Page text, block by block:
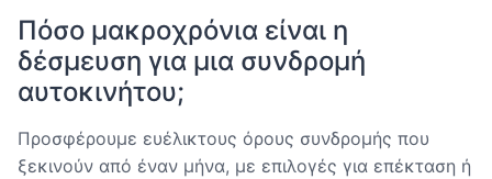
Πόσο μακροχρόνια είναι η
δέσμευση για μια συνδρομή
αυτοκινήτου;
Προσφέρουμε ευέλικτους όρους συνδρομής που
ξεκινούν από έναν μήνα, με επιλογές για επέκταση ή